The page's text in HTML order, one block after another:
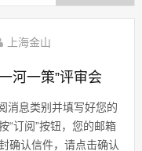
上海金山
河一策”评审会
消息类别并填写好您的
“订阅”按钮，您的邮箱
确认信件，请点击确认